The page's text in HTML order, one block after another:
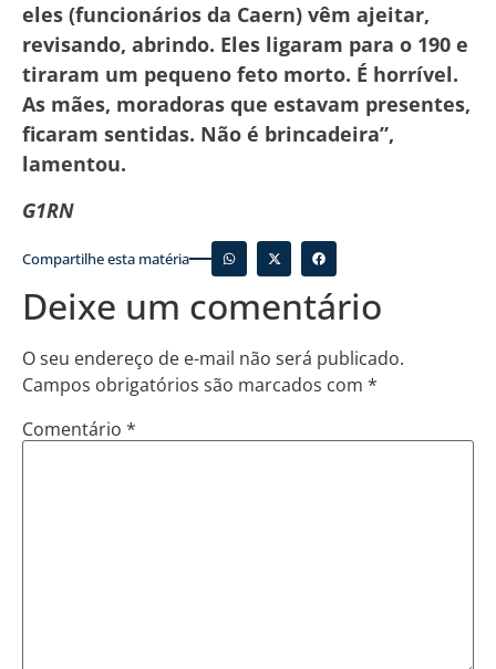
eles (funcionários da Caern) vêm ajeitar,
revisando, abrindo. Eles ligaram para o 190 e
tiraram um pequeno feto morto. É horrível.
As mães, moradoras que estavam presentes,
ficaram sentidas. Não é brincadeira”,
lamentou.
G1RN
Compartilhe esta matéria
Deixe um comentário
O seu endereço de e-mail não será publicado.
Campos obrigatórios são marcados com *
Comentário *